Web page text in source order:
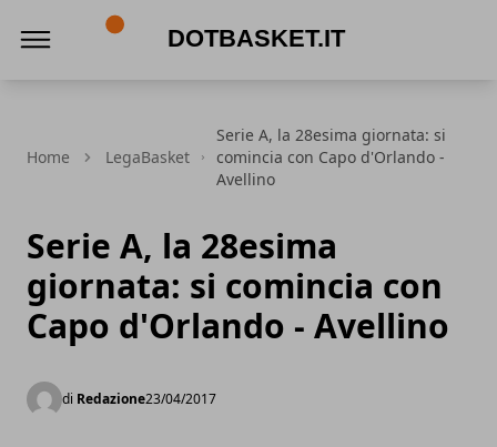
Home LegaBasket
Serie A, la 28esima giornata: si
comincia con Capo d'Orlando -
Avellino
Serie A, la 28esima
giornata: si comincia con
Capo d'Orlando - Avellino
di Redazione23/04/2017